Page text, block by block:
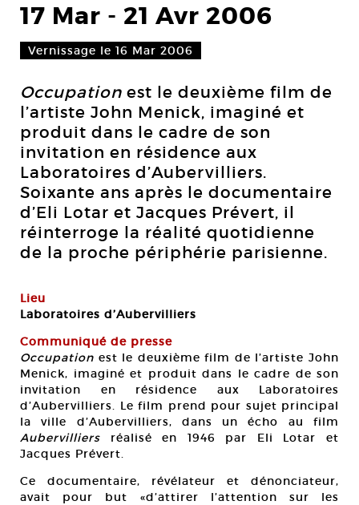
17 Mar - 21 Avr 2006
Vernissage le 16 Mar 2006
Occupation est le deuxième film de
l’artiste John Menick, imaginé et
produit dans le cadre de son
invitation en résidence aux
Laboratoires d’Aubervilliers.
Soixante ans après le documentaire
d’Eli Lotar et Jacques Prévert, il
réinterroge la réalité quotidienne
de la proche périphérie parisienne.
Lieu
Laboratoires d’Aubervilliers
Communiqué de presse
Occupation est le deuxième film de l’artiste John
Menick, imaginé et produit dans le cadre de son
invitation en résidence aux Laboratoires
d’Aubervilliers. Le film prend pour sujet principal
la ville d’Aubervilliers, dans un écho au film
Aubervilliers réalisé en 1946 par Eli Lotar et
Jacques Prévert.
Ce documentaire, révélateur et dénonciateur,
avait pour but «d’attirer l’attention sur les